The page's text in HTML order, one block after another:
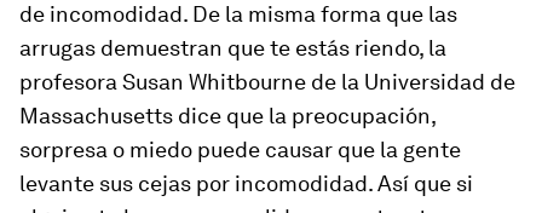
de incomodidad. De la misma forma que las
arrugas demuestran que te estás riendo, la
profesora Susan Whitbourne de la Universidad de
Massachusetts dice que la preocupación,
sorpresa o miedo puede causar que la gente
levante sus cejas por incomodidad. Así que si